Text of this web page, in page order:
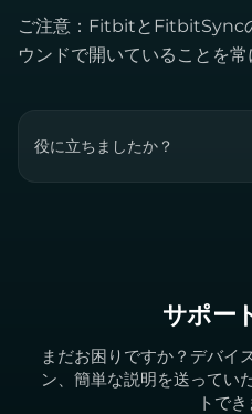
ご注意：FitbitとFitbitSync
ウンドで開いていることを常
役に立ちましたか？
サポー
まだお困りですか？デバイ
ン、簡単な説明を送ってい
トでき